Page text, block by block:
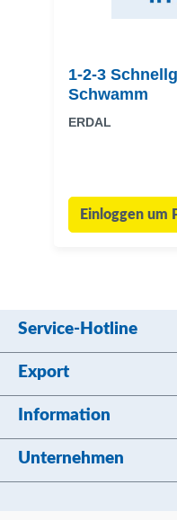
1-2-3
Schwamm
ERDAL
Einloggen um
Service-Hotline
Export
Information
Unternehmen